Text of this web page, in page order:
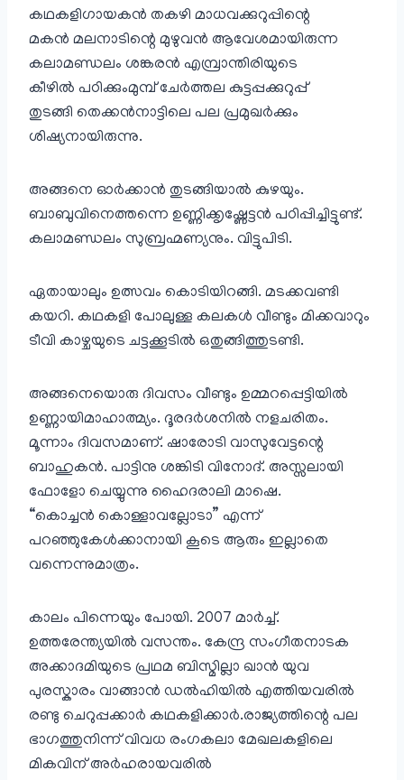
കഥകളിഗായകൻ തകഴി മാധവക്കുറുപ്പിന്റെ
മകൻ മലനാടിന്റെ മുഴുവൻ ആവേശമായിരുന്ന
കലാമണ്ഡലം ശങ്കരൻ എമ്പ്രാന്തിരിയുടെ
കീഴിൽ പഠിക്കുംമുമ്പ് ചേർത്തല കുട്ടപ്പക്കുറുപ്പ്
തുടങ്ങി തെക്കൻനാട്ടിലെ പല പ്രമുഖർക്കും
ശിഷ്യനായിരുന്നു.
അങ്ങനെ ഓർക്കാൻ തുടങ്ങിയാൽ കുഴയും.
ബാബുവിനെത്തന്നെ ഉണ്ണിക്കൃഷ്ണേട്ടൻ പഠിപ്പിച്ചിട്ടുണ്ട്.
കലാമണ്ഡലം സുബ്രഹ്മണ്യനും. വിട്ടുപിടി.
ഏതായാലും ഉത്സവം കൊടിയിറങ്ങി. മടക്കവണ്ടി
കയറി. കഥകളി പോലുള്ള കലകൾ വീണ്ടും മിക്കവാറും
ടീവി കാഴ്ചയുടെ ചട്ടക്കൂടിൽ ഒതുങ്ങിത്തുടണ്ടി.
അങ്ങനെയൊരു ദിവസം വീണ്ടും ഉമ്മറപ്പെട്ടിയിൽ
ഉണ്ണായിമാഹാത്മ്യം. ദൂരദർശനിൽ നളചരിതം.
മൂന്നാം ദിവസമാണ്. ഷാരോടി വാസുവേട്ടന്റെ
ബാഹുകൻ. പാട്ടിനു ശങ്കിടി വിനോദ്. അസ്സലായി
ഫോളോ ചെയ്യുന്നു ഹൈദരാലി മാഷെ.
“കൊച്ചൻ കൊള്ളാവല്ലോടാ” എന്ന്
പറഞ്ഞുകേൾക്കാനായി കൂടെ ആരും ഇല്ലാതെ
വന്നെന്നുമാത്രം.
കാലം പിന്നെയും പോയി. 2007 മാർച്ച്.
ഉത്തരേന്ത്യയിൽ വസന്തം. കേന്ദ്ര സംഗീതനാടക
അക്കാദമിയുടെ പ്രഥമ ബിസ്മില്ലാ ഖാൻ യുവ
പുരസ്കാരം വാങ്ങാൻ ഡൽഹിയിൽ എത്തിയവരിൽ
രണ്ടു ചെറുപ്പക്കാർ കഥകളിക്കാർ.രാജ്യത്തിന്റെ പല
ഭാഗത്തുനിന്ന് വിവധ രംഗകലാ മേഖലകളിലെ
മികവിന് അർഹരായവരിൽ